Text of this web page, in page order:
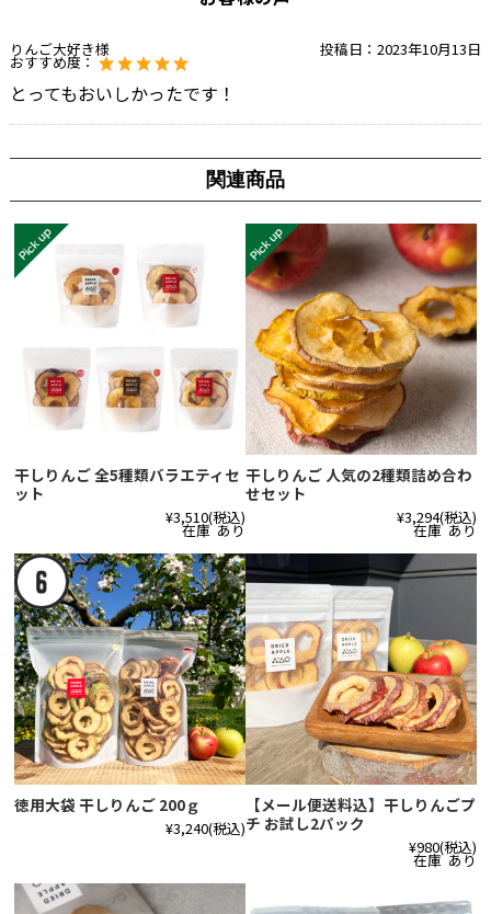
りんご大好き様 投稿日： 2023年10月13日
おすすめ度：
とってもおいしかったです！
関連商品
干しりんご 全5種類バラエティセ
ット
¥3,510(税込)
在庫 あり
干しりんご 人気の2種類詰め合わ
せセット
¥3,294(税込)
在庫 あり
徳用大袋 干しりんご 200ｇ
¥3,240(税込)
【メール便送料込】干しりんごプ
チ お試し2パック
¥980(税込)
在庫 あり